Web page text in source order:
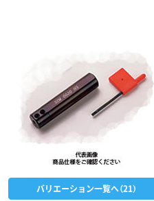
バリエーション一覧へ（21）